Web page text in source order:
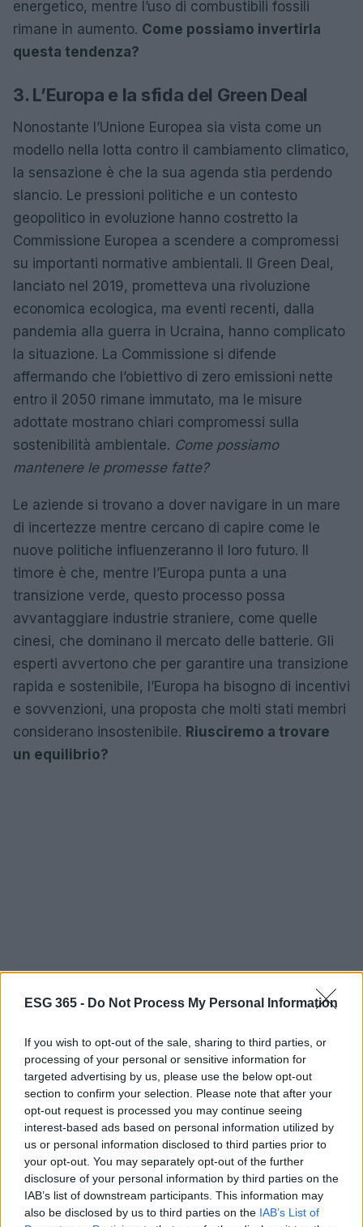
ESG 365 - Do Not Process My Personal Information
If you wish to opt-out of the sale, sharing to third parties, or
processing of your personal or sensitive information for
targeted advertising by us, please use the below opt-out
section to confirm your selection. Please note that after your
opt-out request is processed you may continue seeing
interest-based ads based on personal information utilized by
us or personal information disclosed to third parties prior to
your opt-out. You may separately opt-out of the further
disclosure of your personal information by third parties on the
IAB’s list of downstream participants. This information may
also be disclosed by us to third parties on the IAB’s List of
energetico, mentre l’uso di combustibili fossili
rimane in aumento. Come possiamo invertirla
questa tendenza?
3. L’Europa e la sfida del Green Deal
Nonostante l’Unione Europea sia vista come un
modello nella lotta contro il cambiamento climatico,
la sensazione è che la sua agenda stia perdendo
slancio. Le pressioni politiche e un contesto
geopolitico in evoluzione hanno costretto la
Commissione Europea a scendere a compromessi
su importanti normative ambientali. Il Green Deal,
lanciato nel 2019, prometteva una rivoluzione
economica ecologica, ma eventi recenti, dalla
pandemia alla guerra in Ucraina, hanno complicato
la situazione. La Commissione si difende
affermando che l’obiettivo di zero emissioni nette
entro il 2050 rimane immutato, ma le misure
adottate mostrano chiari compromessi sulla
sostenibilità ambientale. Come possiamo
mantenere le promesse fatte?
Le aziende si trovano a dover navigare in un mare
di incertezze mentre cercano di capire come le
nuove politiche influenzeranno il loro futuro. Il
timore è che, mentre l’Europa punta a una
transizione verde, questo processo possa
avvantaggiare industrie straniere, come quelle
cinesi, che dominano il mercato delle batterie. Gli
esperti avvertono che per garantire una transizione
rapida e sostenibile, l’Europa ha bisogno di incentivi
e sovvenzioni, una proposta che molti stati membri
considerano insostenibile. Riusciremo a trovare
un equilibrio?
Conclusione: il futuro dipende da noi
In un contesto di crescente frustrazione e pressioni
politiche, è chiaro che la battaglia per il futuro del
Green Deal e le politiche climatiche europee è
appena iniziata. È necessario continuare a
perseguire la decarbonizzazione e lo sviluppo
sostenibile, tenendo conto delle nuove sfide